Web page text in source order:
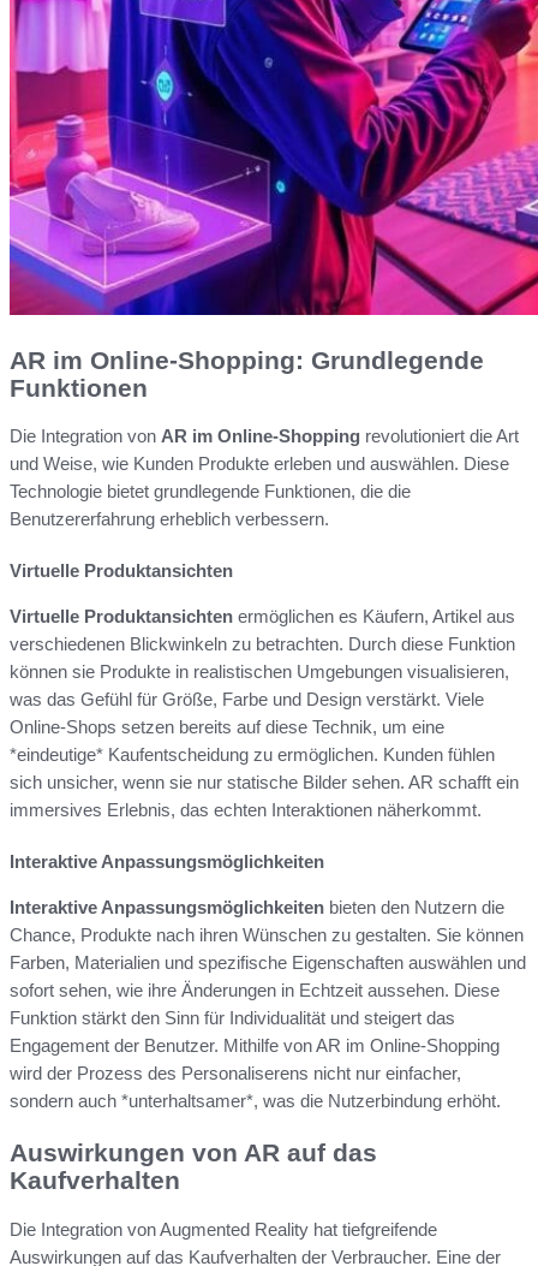
AR im Online-Shopping: Grundlegende
Funktionen
Die Integration von AR im Online-Shopping revolutioniert die Art
und Weise, wie Kunden Produkte erleben und auswählen. Diese
Technologie bietet grundlegende Funktionen, die die
Benutzererfahrung erheblich verbessern.
Virtuelle Produktansichten
Virtuelle Produktansichten ermöglichen es Käufern, Artikel aus
verschiedenen Blickwinkeln zu betrachten. Durch diese Funktion
können sie Produkte in realistischen Umgebungen visualisieren,
was das Gefühl für Größe, Farbe und Design verstärkt. Viele
Online-Shops setzen bereits auf diese Technik, um eine
*eindeutige* Kaufentscheidung zu ermöglichen. Kunden fühlen
sich unsicher, wenn sie nur statische Bilder sehen. AR schafft ein
immersives Erlebnis, das echten Interaktionen näherkommt.
Interaktive Anpassungsmöglichkeiten
Interaktive Anpassungsmöglichkeiten bieten den Nutzern die
Chance, Produkte nach ihren Wünschen zu gestalten. Sie können
Farben, Materialien und spezifische Eigenschaften auswählen und
sofort sehen, wie ihre Änderungen in Echtzeit aussehen. Diese
Funktion stärkt den Sinn für Individualität und steigert das
Engagement der Benutzer. Mithilfe von AR im Online-Shopping
wird der Prozess des Personaliserens nicht nur einfacher,
sondern auch *unterhaltsamer*, was die Nutzerbindung erhöht.
Auswirkungen von AR auf das
Kaufverhalten
Die Integration von Augmented Reality hat tiefgreifende
Auswirkungen auf das Kaufverhalten der Verbraucher. Eine der